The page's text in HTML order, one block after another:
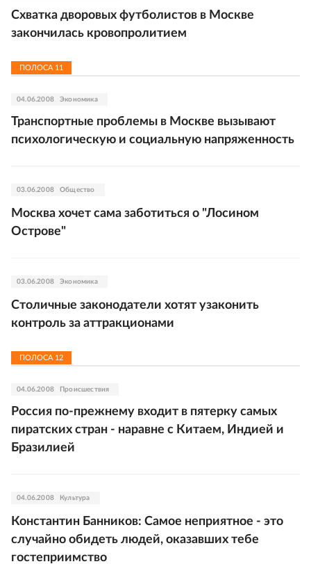
Схватка дворовых футболистов в Москве
закончилась кровопролитием
ПОЛОСА 11
04.06.2008 Экономика
Транспортные проблемы в Москве вызывают
психологическую и социальную напряженность
03.06.2008 Общество
Москва хочет сама заботиться о "Лосином
Острове"
03.06.2008 Экономика
Столичные законодатели хотят узаконить
контроль за аттракционами
ПОЛОСА 12
04.06.2008 Происшествия
Россия по-прежнему входит в пятерку самых
пиратских стран - наравне с Китаем, Индией и
Бразилией
04.06.2008 Культура
Константин Банников: Самое неприятное - это
случайно обидеть людей, оказавших тебе
гостеприимство